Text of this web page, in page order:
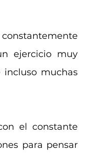
ejercicio muy
muchas
el constante
para pensar